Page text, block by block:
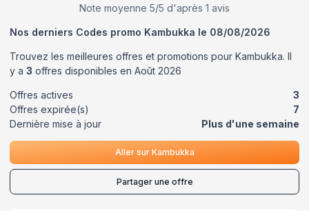
Note moyenne 5/5 d'après 1 avis
Nos derniers Codes promo Kambukka le 08/08/2026
Trouvez les meilleures offres et promotions pour Kambukka. Il
y a 3 offres disponibles en Août 2026
Offres actives
3
Offres expirée(s)
7
Dernière mise à jour
Plus d'une semaine
Aller sur Kambukka
Partager une offre